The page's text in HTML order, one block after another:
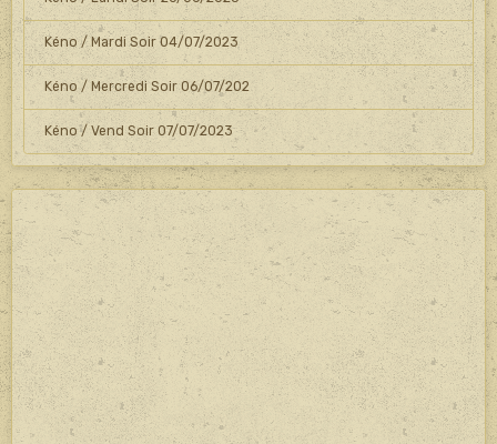
Kéno / Mardi Soir 04/07/2023
Kéno / Mercredi Soir 06/07/202
Kéno / Vend Soir 07/07/2023